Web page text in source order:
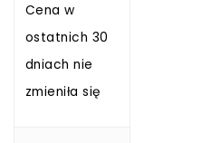
Cena w
ostatnich 30
dniach nie
zmieniła się